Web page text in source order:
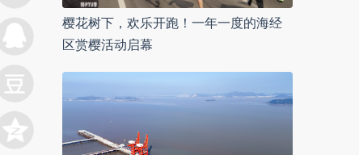
樱花树下，欢乐开跑！一年一度的海经
区赏樱活动启幕